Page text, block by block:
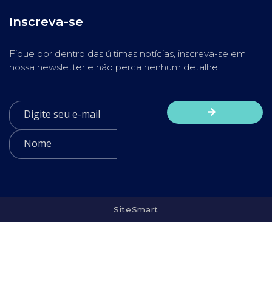
Inscreva-se
Fique por dentro das últimas notícias, inscreva-se em
nossa newsletter e não perca nenhum detalhe!
SiteSmart